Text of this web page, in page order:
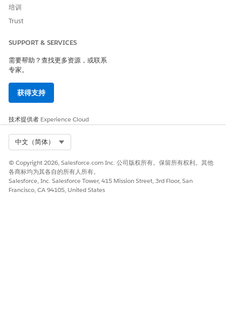
AI 客服人员：此问题很可能是在密码更改后凭据同步延迟。
我手动触发了您的帐户与 SSO 身份提供商的同步。尝试在大
约 5 分钟后再次登录内部网。如果仍然失败，我将创建事
请与我们共享您的想法，以便我们进行改进！
是 否
培训
Trust
SUPPORT & SERVICES
需要帮助？查找更多资源，或联系
专家。
获得支持
技术提供者 Experience Cloud
中文（简体）
© Copyright 2026, Salesforce.com Inc. 公司版权所有。保留所有权利。其他
各商标均为其各自的所有人所有。
Salesforce, Inc. Salesforce Tower, 415 Mission Street, 3rd Floor, San
Francisco, CA 94105, United States